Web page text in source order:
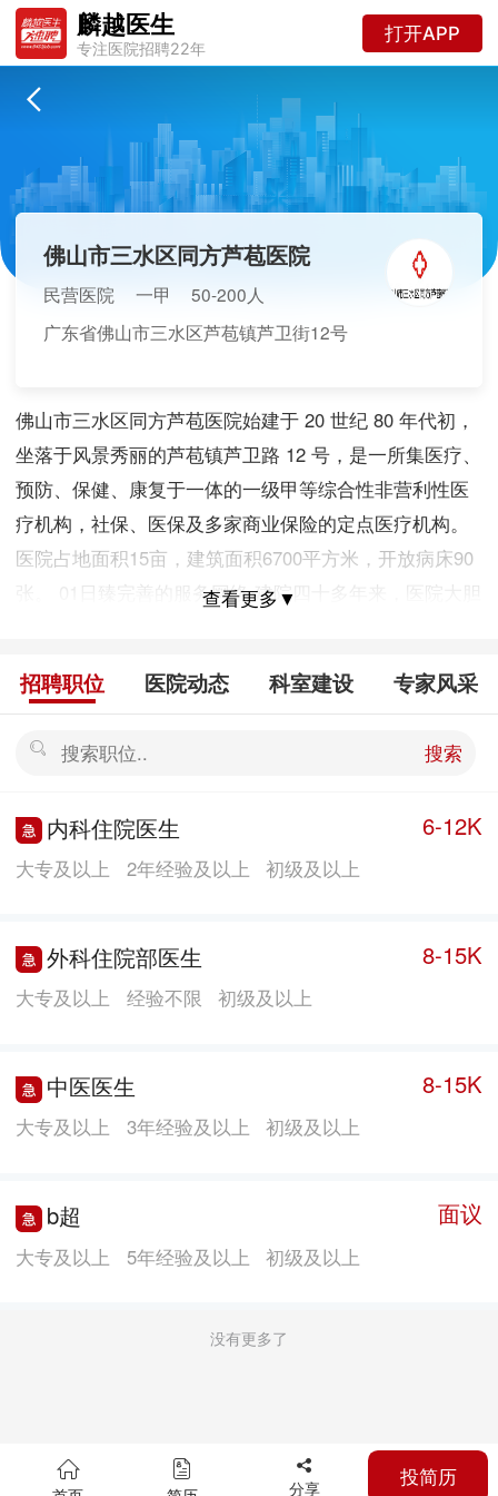
麟越医生
专注医院招聘22年
打开APP
佛山市三水区同方芦苞医院
民营医院 一甲
50-200人
广东省佛山市三水区芦苞镇芦卫街12号
佛山市三水区同方芦苞医院始建于 20 世纪 80 年代初，
坐落于风景秀丽的芦苞镇芦卫路 12 号，是一所集医疗、
预防、保健、康复于一体的一级甲等综合性非营利性医
疗机构，社保、医保及多家商业保险的定点医疗机构。
医院占地面积15亩，建筑面积6700平方米，开放病床90
张。 01日臻完善的服务网络 建院四十多年来，医院大胆
为总院，以同方河口医院、同方迳口华侨经济区医院等2
科二门诊等7 个基层医疗机构为医疗服务网点的现代化
的综合性医院，医疗保健服务覆盖芦苞镇及周边区域居
民。 02技术精湛的专业团队 同方芦苞医院拥有一支结构
医院总人数的84.6%，其中，副高级以上职称5人（教授
级别）、中级职称26人。医院卫生技术人员始终把专业
先后到广东省人民医院、湖南省人民医院，湖南省湘雅
医院、江西省人民医院、第二军医大学附属第二医院等
上级医疗机构进修和培训，逐步形成了老中青搭配科学
坚实基础。 03蓬勃发展的学科建设 同方芦苞医院现已开
设临床科室20个、医技科室4个，门类齐全，功能完善，
多个领域；能熟练开展感冒发热、肺炎、呼吸道感染、
肩腰腿痛调理）、微创手术（如外科小切口手术、妇科
微创治疗）等专业领域具有独特的优势。医院与三水区
查看更多▼
招聘职位 医院动态 科室建设 专家风采
搜索
内科住院医生 6-12K
大专及以上 2年经验及以上 初级及以上
外科住院部医生 8-15K
大专及以上 经验不限 初级及以上
中医医生 8-15K
大专及以上 3年经验及以上 初级及以上
b超 面议
大专及以上 5年经验及以上 初级及以上
没有更多了
分享 投简历